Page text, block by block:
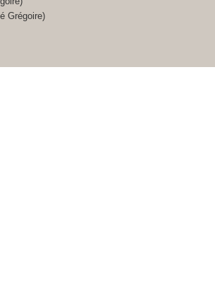
Grégoire)